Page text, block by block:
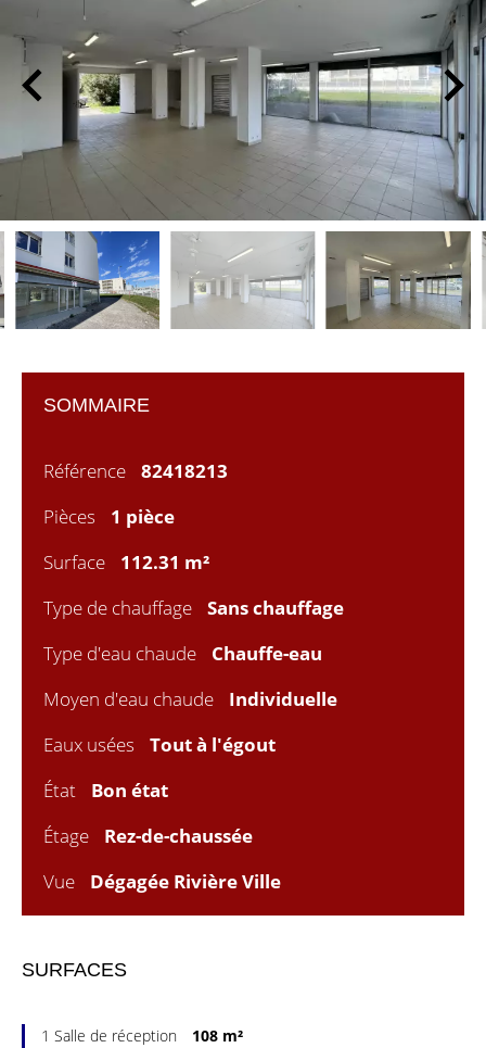
SOMMAIRE
Référence
82418213
Pièces
1 pièce
Surface
112.31 m²
Type de chauffage
Sans chauffage
Type d'eau chaude
Chauffe-eau
Moyen d'eau chaude
Individuelle
Eaux usées
Tout à l'égout
État
Bon état
Étage
Rez-de-chaussée
Vue
Dégagée Rivière Ville
SURFACES
1 Salle de réception 108 m²